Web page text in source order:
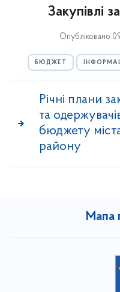
Закупівлі
Опубліковано
БЮДЖЕТ
Річні плани
та
бюджету
району
Мапа